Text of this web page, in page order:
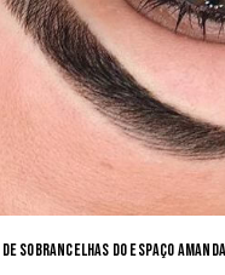
sobrancelhas do Espaço